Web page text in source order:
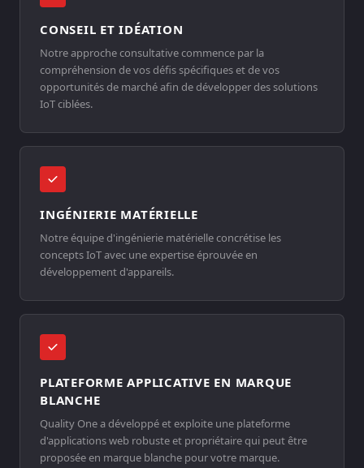
CONSEIL ET IDÉATION
Notre approche consultative commence par la
compréhension de vos défis spécifiques et de vos
opportunités de marché afin de développer des solutions
IoT ciblées.
INGÉNIERIE MATÉRIELLE
Notre équipe d'ingénierie matérielle concrétise les
concepts IoT avec une expertise éprouvée en
développement d'appareils.
PLATEFORME APPLICATIVE EN MARQUE
BLANCHE
Quality One a développé et exploite une plateforme
d'applications web robuste et propriétaire qui peut être
proposée en marque blanche pour votre marque.